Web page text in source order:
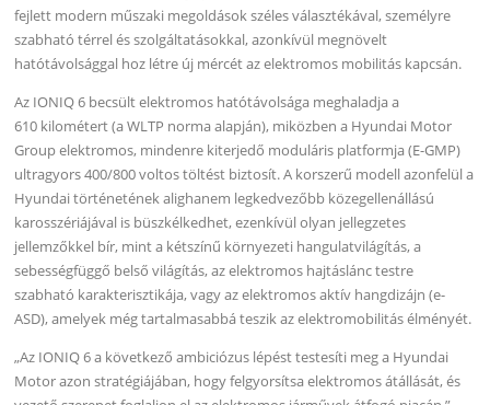
fejlett modern műszaki megoldások széles választékával, személyre
szabható térrel és szolgáltatásokkal, azonkívül megnövelt
hatótávolsággal hoz létre új mércét az elektromos mobilitás kapcsán.
Az IONIQ 6 becsült elektromos hatótávolsága meghaladja a
610 kilométert (a WLTP norma alapján), miközben a Hyundai Motor
Group elektromos, mindenre kiterjedő moduláris platformja (E-GMP)
ultragyors 400/800 voltos töltést biztosít. A korszerű modell azonfelül a
Hyundai történetének alighanem legkedvezőbb közegellenállású
karosszériájával is büszkélkedhet, ezenkívül olyan jellegzetes
jellemzőkkel bír, mint a kétszínű környezeti hangulatvilágítás, a
sebességfüggő belső világítás, az elektromos hajtáslánc testre
szabható karakterisztikája, vagy az elektromos aktív hangdizájn (e-
ASD), amelyek még tartalmasabbá teszik az elektromobilitás élményét.
„Az IONIQ 6 a következő ambiciózus lépést testesíti meg a Hyundai
Motor azon stratégiájában, hogy felgyorsítsa elektromos átállását, és